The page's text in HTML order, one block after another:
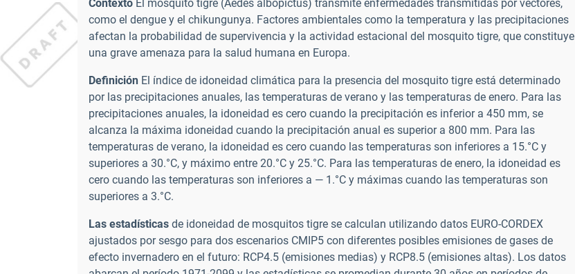
Contexto El mosquito tigre (Aedes albopictus) transmite enfermedades transmitidas por vectores,
como el dengue y el chikungunya. Factores ambientales como la temperatura y las precipitaciones
afectan la probabilidad de supervivencia y la actividad estacional del mosquito tigre, que constituye
una grave amenaza para la salud humana en Europa.
Definición El índice de idoneidad climática para la presencia del mosquito tigre está determinado
por las precipitaciones anuales, las temperaturas de verano y las temperaturas de enero. Para las
precipitaciones anuales, la idoneidad es cero cuando la precipitación es inferior a 450 mm, se
alcanza la máxima idoneidad cuando la precipitación anual es superior a 800 mm. Para las
temperaturas de verano, la idoneidad es cero cuando las temperaturas son inferiores a 15.°C y
superiores a 30.°C, y máximo entre 20.°C y 25.°C. Para las temperaturas de enero, la idoneidad es
cero cuando las temperaturas son inferiores a — 1.°C y máximas cuando las temperaturas son
superiores a 3.°C.
Las estadísticas de idoneidad de mosquitos tigre se calculan utilizando datos EURO-CORDEX
ajustados por sesgo para dos escenarios CMIP5 con diferentes posibles emisiones de gases de
efecto invernadero en el futuro: RCP4.5 (emisiones medias) y RCP8.5 (emisiones altas). Los datos